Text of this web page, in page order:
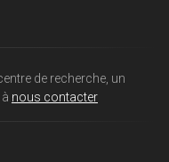
de recherche, un
nous contacter